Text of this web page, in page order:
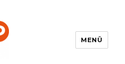
MENÜ